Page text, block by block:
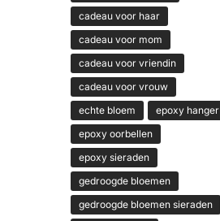
cadeau voor haar
cadeau voor mom
cadeau voor vriendin
cadeau voor vrouw
echte bloem
epoxy hanger
epoxy oorbellen
epoxy sieraden
gedroogde bloemen
gedroogde bloemen sieraden